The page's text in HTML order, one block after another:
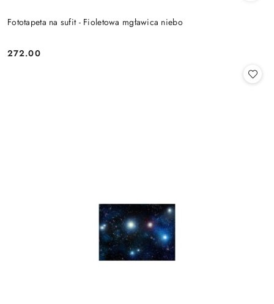
Fototapeta na sufit - Fioletowa mgławica niebo
Cena:
272.00